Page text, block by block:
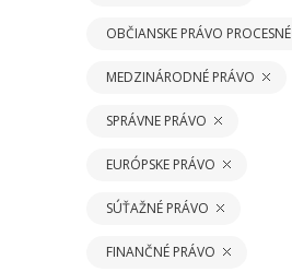
OBČIANSKE PRÁVO PROCESNÉ
MEDZINÁRODNÉ PRÁVO
SPRÁVNE PRÁVO
EURÓPSKE PRÁVO
SÚŤAŽNÉ PRÁVO
FINANČNÉ PRÁVO